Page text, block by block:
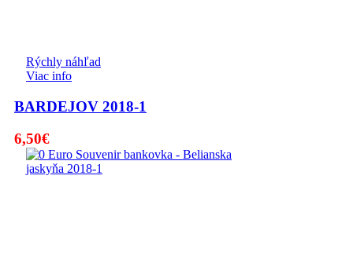
Rýchly náhľad
Viac info
BARDEJOV 2018-1
6,50€